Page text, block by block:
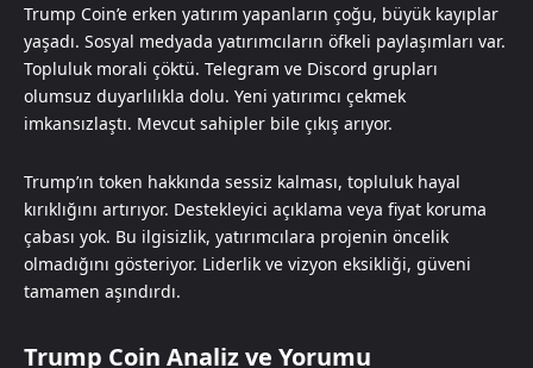
Trump Coin’e erken yatırım yapanların çoğu, büyük kayıplar
yaşadı. Sosyal medyada yatırımcıların öfkeli paylaşımları var.
Topluluk morali çöktü. Telegram ve Discord grupları
olumsuz duyarlılıkla dolu. Yeni yatırımcı çekmek
imkansızlaştı. Mevcut sahipler bile çıkış arıyor.
Trump’ın token hakkında sessiz kalması, topluluk hayal
kırıklığını artırıyor. Destekleyici açıklama veya fiyat koruma
çabası yok. Bu ilgisizlik, yatırımcılara projenin öncelik
olmadığını gösteriyor. Liderlik ve vizyon eksikliği, güveni
tamamen aşındırdı.
Trump Coin Analiz ve Yorumu